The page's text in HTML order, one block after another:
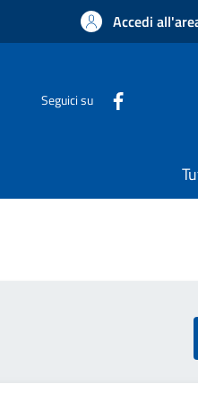
Accedi
Seguici su